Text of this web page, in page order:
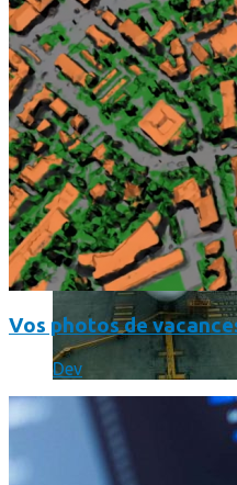
Comment réduire au
Un boîtier imprimé en
Vos photos de
Dev